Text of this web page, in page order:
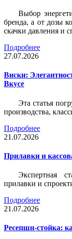
Выбор
бренда, а от дозы
скачки давления и
Подробнее
27.07.2026
Виски:
Вкусе
Эта статья
производства,
Подробнее
21.07.2026
Прилавки и
Экспертная
прилавки и
Подробнее
21.07.2026
Ресепшн-стойка: